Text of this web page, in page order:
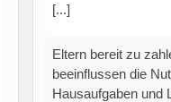
künstlicher
Neuer Leitfaden zur
Berechnung: